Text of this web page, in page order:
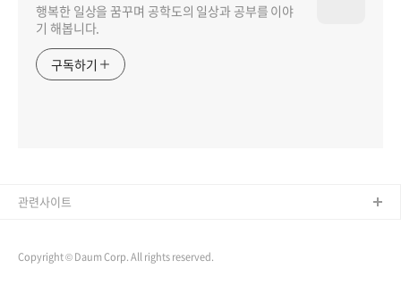
행복한 일상을 꿈꾸며 공학도의 일상과 공부를 이야
기 해봅니다.
구독하기
Copyright © Daum Corp. All rights reserved.
관련사이트